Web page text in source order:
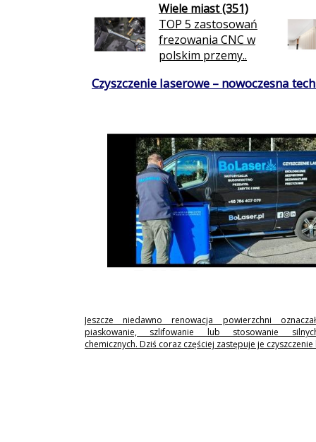
Wiele miast (351)
TOP 5 zastosowań
frezowania CNC w
polskim przemy..
Czyszczenie laserowe – nowoczesna
Jeszcze niedawno renowacja powierzchni
piaskowanie, szlifowanie lub stosowanie
chemicznych. Dziś coraz częściej zastępuje je